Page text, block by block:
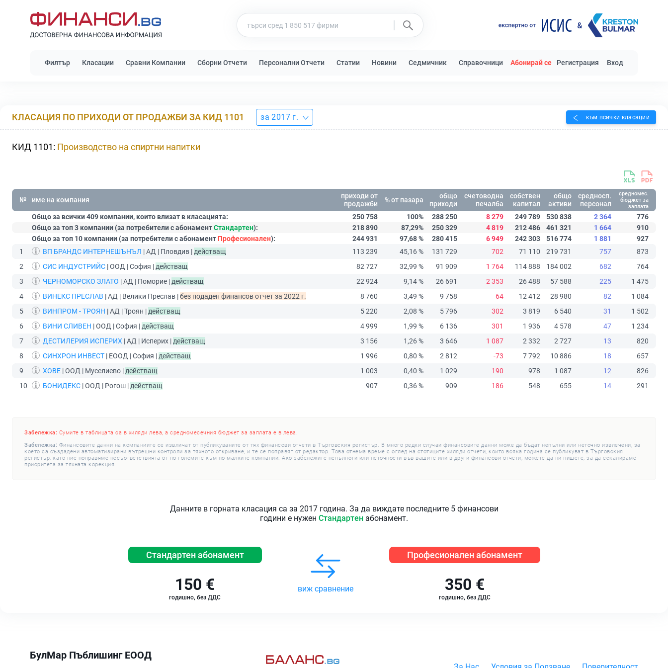
Филтър Класации Сравни Компании Сборни Отчети Персонални Отчети Статии Новини Седмичник Справочници Абонирай се Регистрация Вход
КЛАСАЦИЯ ПО ПРИХОДИ ОТ ПРОДАЖБИ ЗА КИД 1101 за 2017 г. към всички класации
КИД 1101: Производство на спиртни напитки
№ име на компания
приходи от
продажби
% от пазара
общо
приходи
счетоводна
печалба
собствен
капитал
общо
активи
средносп.
персонал
средномес.
бюджет за
заплата
Общо за всички 409 компании, които влизат в класацията: 250 758 100% 288 250 8 279 249 789 530 838 2 364
776
Общо за топ 3 компании (за потребители с абонаментСтандартен): 218 890 87,29% 250 329 4 819 212 486 461 321 1 664
910
Общо за топ 10 компании (за потребители с абонамент Професионален): 244 931 97,68 % 280 415 6 949 242 303 516 774 1 881
927
1
ВП БРАНДС ИНТЕРНЕШЪНЪЛ | АД | Пловдив | действащ 113 239 45,16 % 131 729 702 71 110 219 731 757
873
2
СИС ИНДУСТРИЙС | ООД | София | действащ 82 727 32,99 % 91 909 1 764 114 888 184 002 682
764
3
ЧЕРНОМОРСКО ЗЛАТО | АД | Поморие | действащ 22 924 9,14 % 26 691 2 353 26 488 57 588 225
1 475
4
ВИНЕКС ПРЕСЛАВ | АД | Велики Преслав |без подаден финансов отчет за 2022 г. 8 760 3,49 % 9 758 64 12 412 28 980 82
1 084
5
ВИНПРОМ - ТРОЯН | АД | Троян | действащ 5 220 2,08 % 5 796 302 3 819 6 540 31
1 502
6
ВИНИ СЛИВЕН | ООД | София | действащ 4 999 1,99 % 6 136 301 1 936 4 578 47
1 234
7
ДЕСТИЛЕРИЯ ИСПЕРИХ | АД | Исперих | действащ 3 156 1,26 % 3 646 1 087 2 332 2 727 13
820
8
СИНХРОН ИНВЕСТ | ЕООД | София | действащ 1 996 0,80 % 2 812 -73 7 792 10 886 18
657
9
ХОВЕ | ООД | Муселиево | действащ 1 003 0,40 % 1 029 190 978 1 087 12
826
10
БОНИДЕКС | ООД | Рогош | действащ 907 0,36 % 909 186 548 655 14 291
Забележка: Сумите в таблицата са в хиляди лева, а средномесечния бюджет за заплата е в лева.
Забележка: Финансовите данни на компаниите се извличат от публикуваните от тях финансови отчети в Търговския регистър. В много редки случаи финансовите данни може да бъдат непълни или неточно извлечени, за
което са създадени автоматизирани вътрешни контроли за тяхното откриване, и те се поправят от редактор. Това отнема време с оглед на стотиците хиляди отчети, които всяка година се публикуват в Търговския
регистър, като ние поправяме несъответствията от по-големите към по-малките компании. Ако забележите непълноти или неточности във вашите или в други финансови отчети, можете да ни пишете, за да ескалираме
приоритета за тяхната корекция.
Данните в горната класация са за 2017 година. За да виждате последните 5 финансови
години е нужен Стандартен абонамент.
Стандартен абонамент
150 €
годишно, без ДДС
виж сравнение
Професионален абонамент
350 €
годишно, без ДДС
БулМар Пъблишинг ЕООД